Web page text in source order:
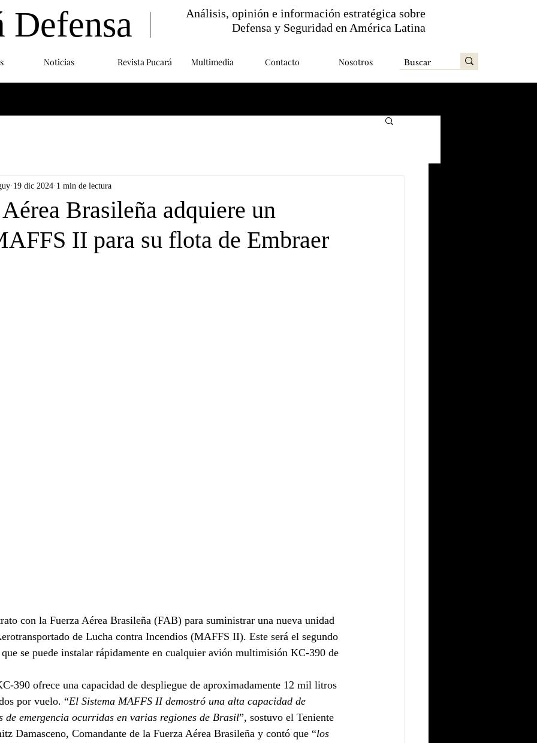
Noticias Revista Pucará Multimedia Contacto Nosotros
Defensa
Análisis, opinión e información estratégica sobre
Defensa y Seguridad en América Latina
Brasileña adquiere un
II para su flota de Embraer
19 dic 2024 1 min de lectura
con la Fuerza Aérea Brasileña (FAB) para suministrar una nueva unidad
de Lucha contra Incendios (MAFFS II). Este será el segundo
se puede instalar rápidamente en cualquier avión multimisión KC-390 de
390 ofrece una capacidad de despliegue de aproximadamente 12 mil litros
por vuelo. “El Sistema MAFFS II demostró una alta capacidad de
de emergencia ocurridas en varias regiones de Brasil”, sostuvo el Teniente
Damasceno, Comandante de la Fuerza Aérea Brasileña y contó que “los